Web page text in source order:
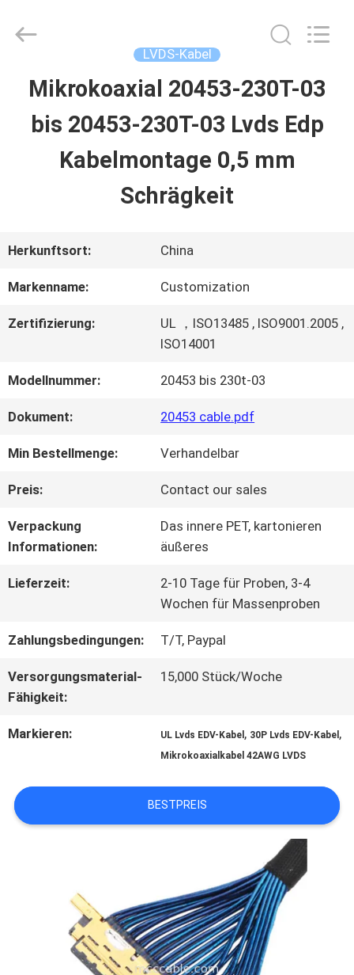
HAUSE
VIDEOS
QUALITÄTSKONTROLLE
KONTAKT
MIT
UNS
NEUIGKEITEN
RECHTSSACHEN
UM
EIN
SITEMAP
Technology
LVDS-Kabel
Mikrokoaxial 20453-230T-03
bis 20453-230T-03 Lvds Edp
Kabelmontage 0,5 mm
Schrägkeit
Herkunftsort: China
Markenname: Customization
Zertifizierung:
UL ，ISO13485 , ISO9001.2005 ,
ISO14001
Modellnummer: 20453 bis 230t-03
Dokument: 20453 cable.pdf
Min Bestellmenge: Verhandelbar
Preis: Contact our sales
Verpackung
Informationen:
Das innere PET, kartonieren
äußeres
Lieferzeit:
2-10 Tage für Proben, 3-4
Wochen für Massenproben
Zahlungsbedingungen: T/T, Paypal
Versorgungsmaterial-
Fähigkeit:
15,000 Stück/Woche
Markieren: UL Lvds EDV-Kabel , 30P Lvds EDV-Kabel ,
Mikrokoaxialkabel 42AWG LVDS
BESTPREIS